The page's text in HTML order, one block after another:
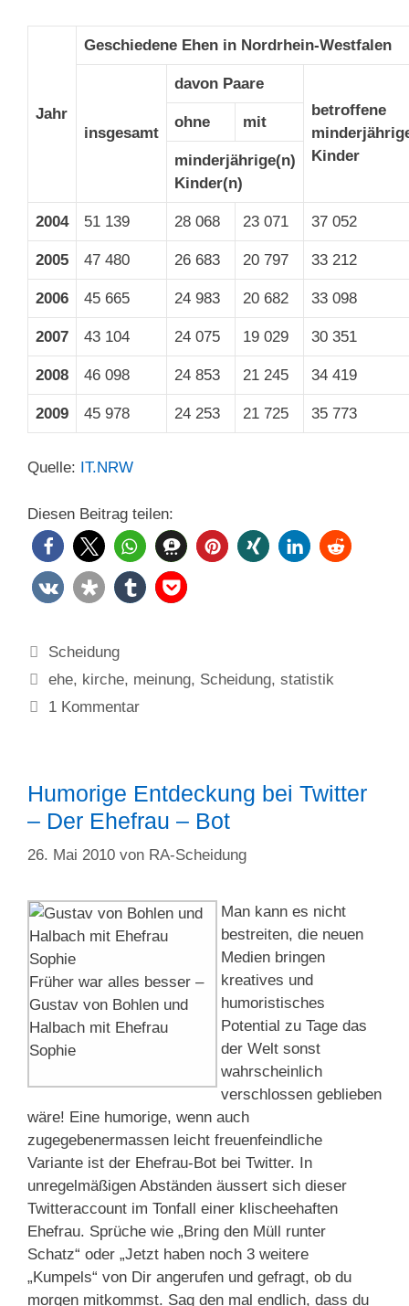
Jahr
Geschiedene Ehen in Nordrhein-Westfalen
insgesamt
davon Paare
betroffene
Kinder
ohne mit
minderjährige(n)
Kinder(n)
2004 51 139 28 068 23 071 37 052
2005 47 480 26 683 20 797 33 212
2006 45 665 24 983 20 682 33 098
2007 43 104 24 075 19 029 30 351
2008 46 098 24 853 21 245 34 419
2009 45 978 24 253 21 725 35 773
Quelle: IT.NRW
Diesen Beitrag teilen:
Kategorien
Scheidung
Schlagwörter
ehe, kirche, meinung, Scheidung,statistik
1 Kommentar
Humorige Entdeckung bei Twitter
– Der Ehefrau – Bot
26. Mai 2010 von RA-Scheidung
Früher war alles besser –
Gustav von Bohlen und
Halbach mit Ehefrau
Sophie
Man kann es nicht
bestreiten, die neuen
Medien bringen
kreatives und
humoristisches
Potential zu Tage das
der Welt sonst
wahrscheinlich
verschlossen geblieben
wäre! Eine humorige, wenn auch
zugegebenermassen leicht freuenfeindliche
Variante ist der Ehefrau-Bot bei Twitter. In
unregelmäßigen Abständen äussert sich dieser
Twitteraccount im Tonfall einer klischeehaften
Ehefrau. Sprüche wie „Bring den Müll runter
Schatz“ oder „Jetzt haben noch 3 weitere
„Kumpels“ von Dir angerufen und gefragt, ob du
morgen mitkommst. Sag den mal endlich, dass du